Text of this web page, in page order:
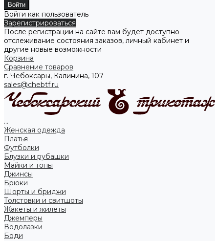
Войти как пользователь
Зарегистрироваться
После регистрации на сайте вам будет доступно
отслеживание состояния заказов, личный кабинет и
другие новые возможности
Корзина
Сравнение товаров
г. Чебоксары, Калинина, 107
sales@chebtf.ru
...
Женская одежда
Платья
Футболки
Блузки и рубашки
Майки и топы
Джинсы
Брюки
Шорты и бриджи
Толстовки и свитшоты
Жакеты и жилеты
Джемперы
Водолазки
Боди